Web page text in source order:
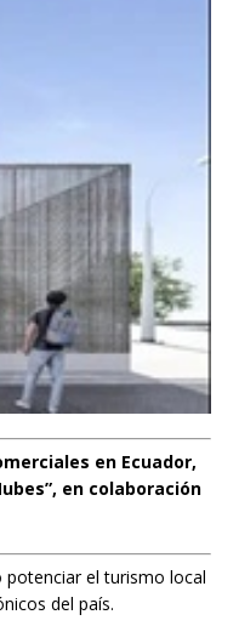
en Ecuador,
en colaboración
potenciar el turismo local
del país.